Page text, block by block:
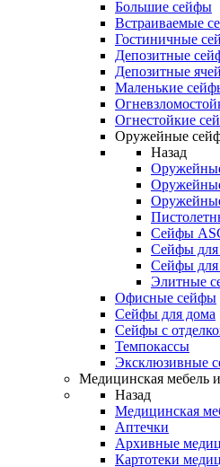
Большие сейфы
Встраиваемые
Гостиничные
Депозитные
Депозитные
Маленькие
Огнестойкие
Оружейные
Назад
Сейфы
Сейфы для
Сейфы
Элитные
Офисные сейфы
Сейфы для дома
Сейфы с
Темпокассы
Эксклюзивные
Медицинская мебель
Назад
Медицинская
Аптечки
Архивные
Картотеки